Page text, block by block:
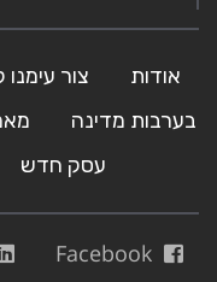
אודות צור
בערבות מדינה
עסק חדש
Facebook